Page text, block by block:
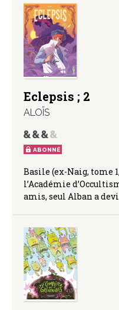
Eclepsis ; 2
ALOÏS
ABONNÉ
Basile (ex-Naig, tome
l’Académie
amis, seul Alban a